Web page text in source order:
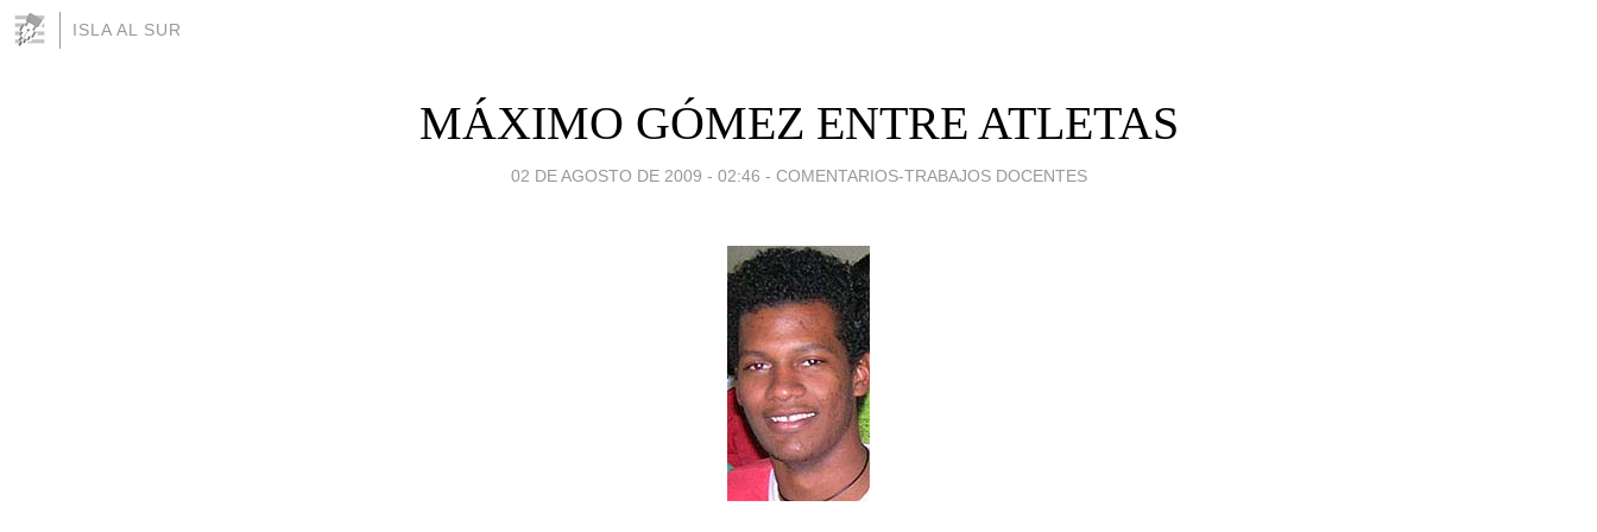
ISLA AL SUR
MÁXIMO GÓMEZ ENTRE ATLETAS
02 DE AGOSTO DE 2009 - 02:46 - COMENTARIOS-TRABAJOS DOCENTES